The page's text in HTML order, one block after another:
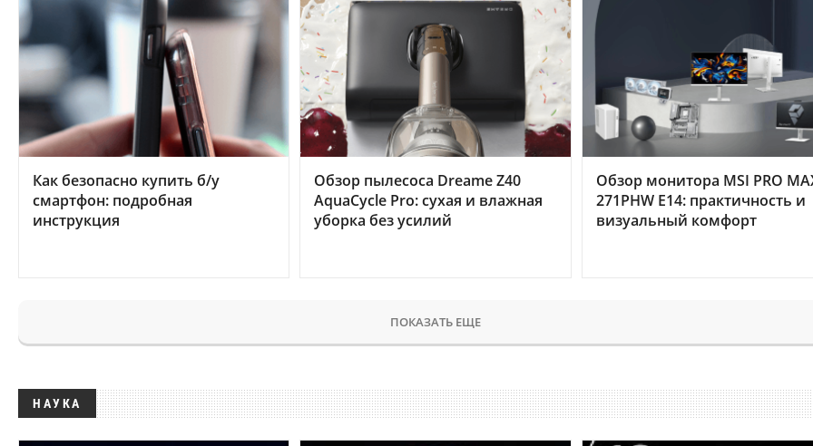
Как безопасно купить б/у
смартфон: подробная
инструкция
Обзор пылесоса Dreame Z40
AquaCycle Pro: сухая и влажная
уборка без усилий
Обзор монитора MSI PRO
271PHW E14: практичность и
визуальный комфорт
ПОКАЗАТЬ ЕЩЕ
НАУКА